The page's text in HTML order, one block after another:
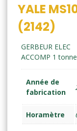
YALE
(2142)
GERBEUR ELEC
ACCOMP 1 tonne
Année de
fabrication
Horamètre